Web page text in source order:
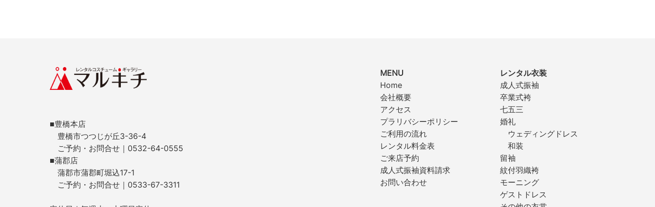
■豊橋本店
豊橋市つつじが丘3-36-4
ご予約・お問合せ｜0532-64-0555
■蒲郡店
蒲郡市蒲郡町堀込17-1
ご予約・お問合せ｜0533-67-3311
MENU
Home
会社概要
アクセス
プラリバシーポリシー
ご利用の流れ
レンタル料金表
ご来店予約
成人式振袖資料請求
お問い合わせ
レンタル衣装
成人式振袖
卒業式袴
七五三
婚礼
ウェディングドレス
和装
留袖
紋付羽織袴
モーニング
ゲストドレス